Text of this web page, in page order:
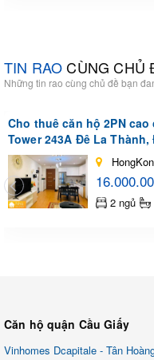
TIN RAOCÙNG CHỦ
Những tin rao cùng chủ đề bạn
Cho thuê căn hộ 2PN
Tower 243A Đê La
2 ngủ
Căn hộ quận Cầu Giấy
Vinhomes Dcapitale - Tân